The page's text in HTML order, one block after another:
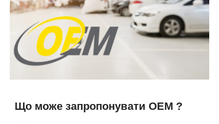
Що може запропонувати OEM ?